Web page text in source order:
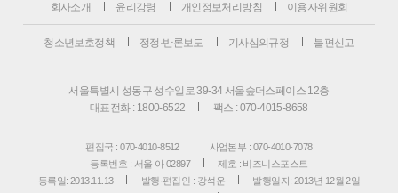
회사소개 윤리강령 개인정보처리방침 이용자위원회
청소년보호정책 정정·반론보도 기사심의규정 불편신고
서울특별시 성동구 성수일로 39-34 서울숲더스페이스 12층
대표전화 : 1800-6522
팩스 : 070-4015-8658
편집국 : 070-4010-8512
사업본부 : 070-4010-7078
등록번호 : 서울 아 02897
제호 : 비즈니스포스트
등록일: 2013.11.13
발행·편집인 : 강석운
발행일자: 2013년 12월 2일